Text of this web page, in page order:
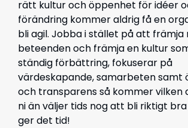
rätt kultur och öppenhet för idéer
förändring kommer aldrig få en
bli agil. Jobba i stället på att
beteenden och främja en kultur
ständig förbättring, fokuserar på
värdeskapande, samarbeten samt
och transparens så kommer
ni än väljer tids nog att bli riktigt
ger det tid!